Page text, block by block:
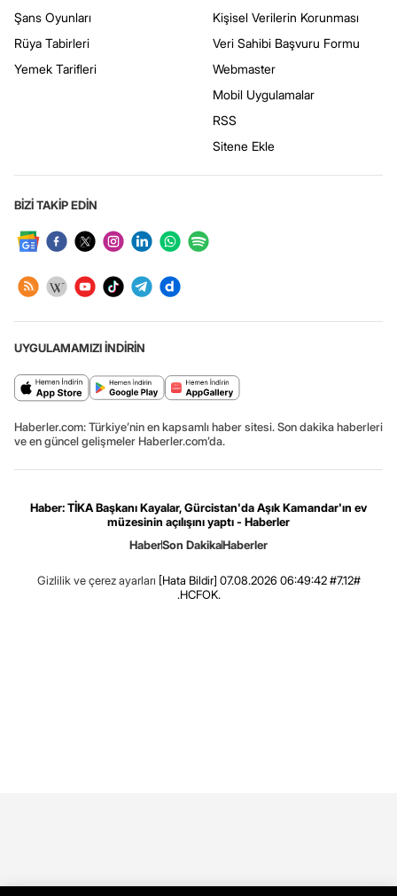
Şans Oyunları
Rüya Tabirleri
Yemek Tarifleri
Kişisel Verilerin Korunması
Veri Sahibi Başvuru Formu
Webmaster
Mobil Uygulamalar
RSS
Sitene Ekle
BİZİ TAKİP EDİN
UYGULAMAMIZI İNDİRİN
Haberler.com: Türkiye’nin en kapsamlı haber sitesi. Son dakika haberleri
ve en güncel gelişmeler Haberler.com’da.
Haber: TİKA Başkanı Kayalar, Gürcistan'da Aşık Kamandar'ın ev
müzesinin açılışını yaptı - Haberler
HaberSon DakikaHaberler
Gizlilik ve çerez ayarları [Hata Bildir] 07.08.2026 06:49:42 #7.12#
.HCFOK.